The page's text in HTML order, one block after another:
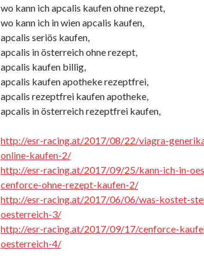
wo kann ich apcalis kaufen ohne rezept,
wo kann ich in wien apcalis kaufen,
apcalis seriös kaufen,
apcalis in österreich ohne rezept,
apcalis kaufen billig,
apcalis kaufen apotheke rezeptfrei,
apcalis rezeptfrei kaufen apotheke,
apcalis in österreich rezeptfrei kaufen,
http://esr-racing.at/2017/08/22/viagra-
online-kaufen-2/
http://esr-racing.at/2017/09/25/kann-ich-in-
cenforce-ohne-rezept-kaufen-2/
http://esr-racing.at/2017/06/06/was-kostet-
oesterreich-3/
http://esr-racing.at/2017/09/17/cenforce-
oesterreich-4/